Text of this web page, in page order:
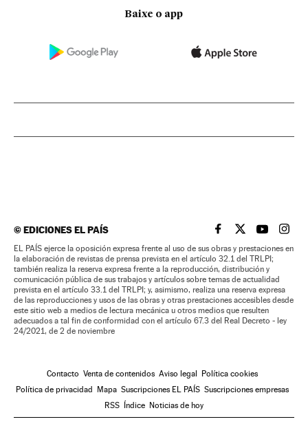
Baixe o app
©EDICIONES EL PAÍS EL PAÍS BRASIL EN
EL PAÍSEL PAÍS
EL
EL PAÍS ejerce la oposición expresa frente al uso de sus obras y prestaciones en
la elaboración de revistas de prensa prevista en el artículo 32.1 del TRLPI;
también realiza la reserva expresa frente a la reproducción, distribución y
comunicación pública de sus trabajos y artículos sobre temas de actualidad
prevista en el artículo 33.1 del TRLPI; y, asimismo, realiza una reserva expresa
de las reproducciones y usos de las obras y otras prestaciones accesibles desde
este sitio web a medios de lectura mecánica u otros medios que resulten
adecuados a tal fin de conformidad con el artículo 67.3 del Real Decreto - ley
24/2021, de 2 de noviembre
Contacto Venta de contenidos Aviso legal
Política cookies
Política de privacidad
Mapa Suscripciones EL PAÍS Suscripciones empresas
RSS
Índice Noticias de hoy